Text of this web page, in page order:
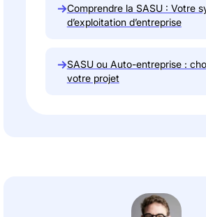
→Comprendre la SASU : Votre
d’exploitation d’entreprise
→SASU ou Auto-entreprise :
votre projet